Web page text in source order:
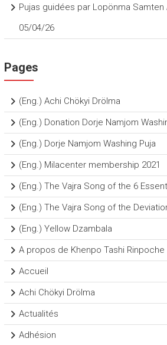
Pujas guidées par Lopönma
05/04/26
Pages
(Eng.) Achi Chökyi Drölma
(Eng.) Donation Dorje Namjom
(Eng.) Dorje Namjom Washing Puja
(Eng.) Milacenter membership 2021
(Eng.) The Vajra Song of the 6
(Eng.) The Vajra Song of the
(Eng.) Yellow Dzambala
A propos de Khenpo Tashi Rinpoche
Accueil
Achi Chökyi Drölma
Actualités
Adhésion